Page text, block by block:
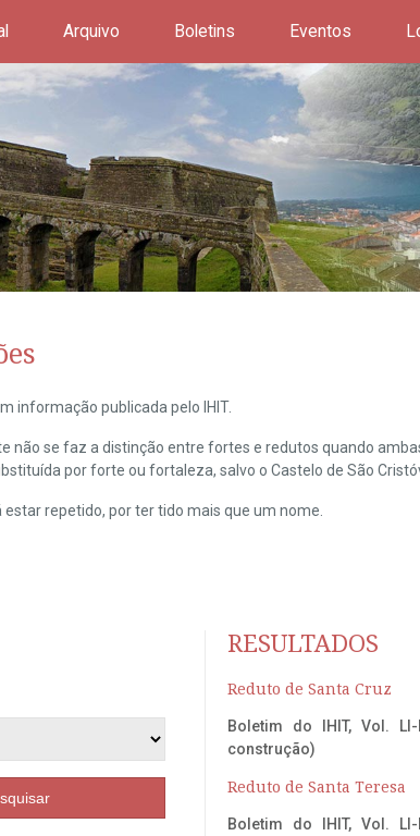
Arquivo Boletins Eventos
informação publicada pelo IHIT.
não se faz a distinção entre fortes e redutos quando
por forte ou fortaleza, salvo o Castelo de São
repetido, por ter tido mais que um nome.
RESULTADOS
Reduto de Santa Cruz
Boletim do IHIT, Vol.
construção)
Reduto de Santa Teresa
Boletim do IHIT, Vol.